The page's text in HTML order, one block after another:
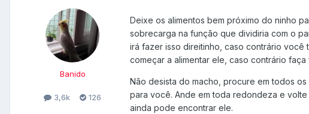
Banido
3,6k 126
Deixe os alimentos bem próximo do ninho
sobrecarga na função que dividiria com o
irá fazer isso direitinho, caso contrário você
começar a alimentar ele, caso contrário faça
Não desista do macho, procure em todos
para você. Ande em toda redondeza e
ainda pode encontrar ele.